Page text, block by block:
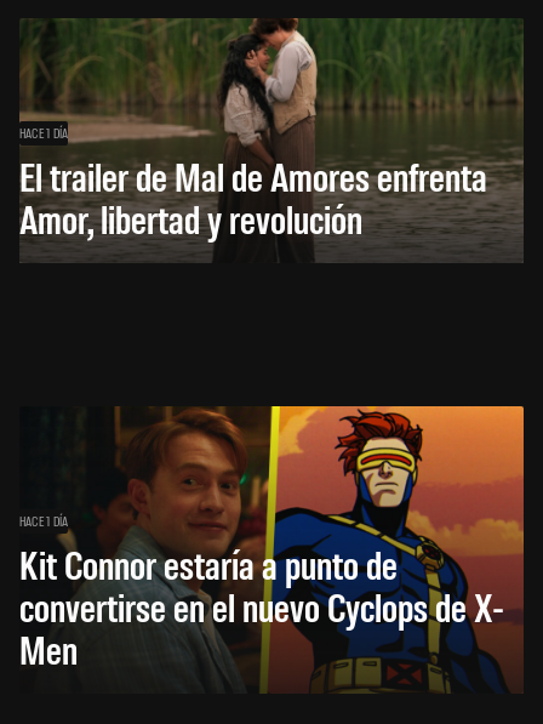
HACE 1 DÍA
El trailer de Mal de Amores enfrenta
Amor, libertad y revolución
HACE 1 DÍA
Kit Connor estaría a punto de
convertirse en el nuevo Cyclops de X-
Men